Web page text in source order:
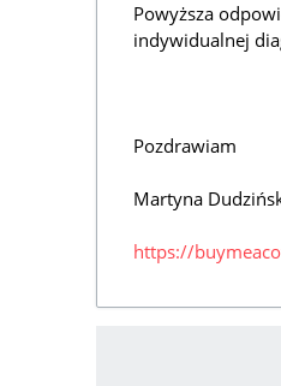
Powyższa
indywidualnej
Pozdrawiam
Martyna
https://